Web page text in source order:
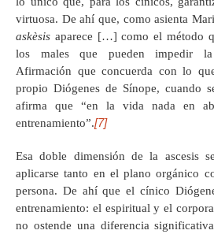
virtuosa. De ahí que, como asienta
askèsis aparece […] como el método
los males que pueden impedir la
Afirmación que concuerda con lo
propio Diógenes de Sínope, cuando
afirma que “en la vida nada en
entrenamiento”.[7]
Esa doble dimensión de la ascesis
aplicarse tanto en el plano orgánico
persona. De ahí que el cínico
entrenamiento: el espiritual y el
no ostende una diferencia